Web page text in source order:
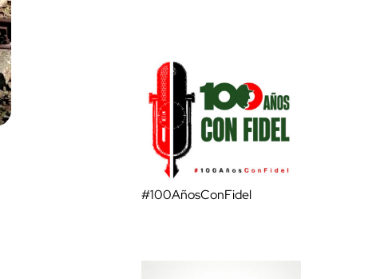
#100AñosConFidel